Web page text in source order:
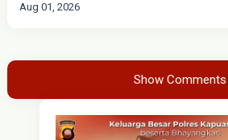
Aug 01, 2026
Show Comments